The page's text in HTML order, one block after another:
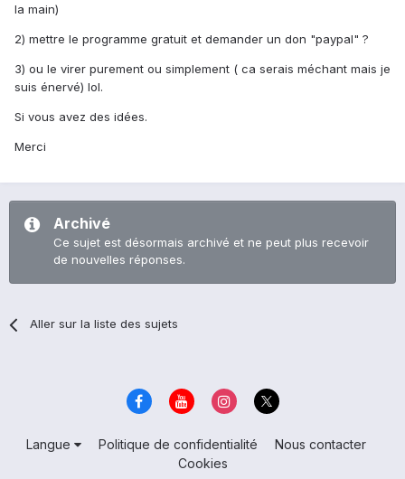
la main)
2) mettre le programme gratuit et demander un don "paypal" ?
3) ou le virer purement ou simplement ( ca serais méchant mais je
suis énervé) lol.
Si vous avez des idées.
Merci
Archivé
Ce sujet est désormais archivé et ne peut plus recevoir
de nouvelles réponses.
Aller sur la liste des sujets
Langue Politique de confidentialité
Nous contacter
Cookies